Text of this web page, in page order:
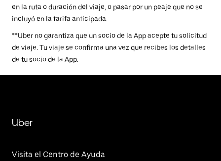
en la ruta o duración del viaje, o pasar por un peaje que no se
incluyó en la tarifa anticipada.
**Uber no garantiza que un socio de la App acepte tu solicitud
de viaje. Tu viaje se confirma una vez que recibes los detalles
de tu socio de la App.
Uber
Visita el Centro de Ayuda